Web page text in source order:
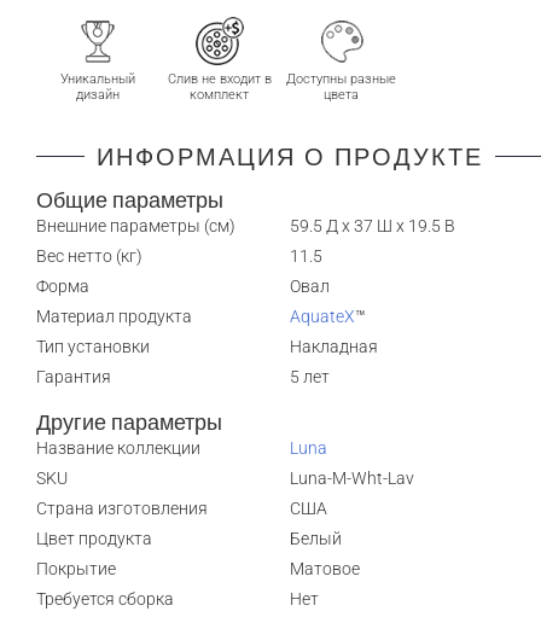
Уникальный
дизайн
Слив не входит в
комплект
Доступны разные
цвета
ИНФОРМАЦИЯ О ПРОДУКТЕ
Общие параметры
Внешние параметры (см)
59.5 Д x 37 Ш x 19.5 В
Вес нетто (кг)
11.5
Форма
Овал
Материал продукта
AquateX™
Тип установки
Накладная
Гарантия
5 лет
Другие параметры
Название коллекции
Luna
SKU
Luna-M-Wht-Lav
Страна изготовления
США
Цвет продукта
Белый
Покрытие
Матовое
Требуется сборка
Нет